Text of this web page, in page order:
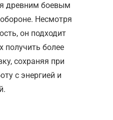
древним боевым
Несмотря
он подходит
получить более
сохраняя при
с энергией и